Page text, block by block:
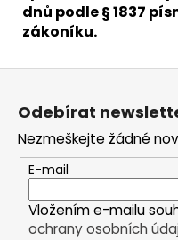
dnů podle § 1837
zákoníku.
Z
Odebírat
Nezmeškejte žádné
E-mail
Vložením e-mailu
ochrany osobních